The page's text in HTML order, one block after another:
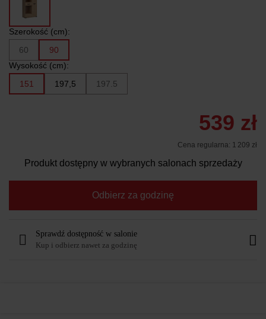
Szerokość (cm):
60
90
Wysokość (cm):
151
197,5 197.5
539 zł
Cena regularna: 1 209 zł
Produkt dostępny w wybranych salonach sprzedaży
Odbierz za godzinę
Sprawdź dostępność w salonie
Kup i odbierz nawet za godzinę